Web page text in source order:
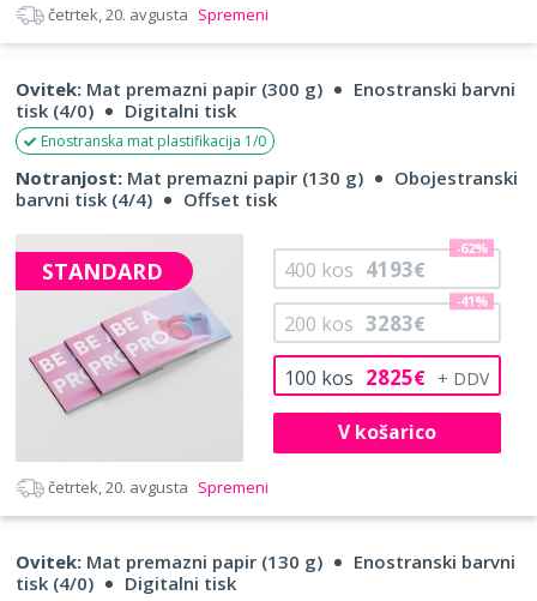
četrtek, 20. avgusta Spremeni
Ovitek: Mat premazni papir (300 g)
Enostranski barvni
tisk (4/0)
Digitalni tisk
Enostranska mat plastifikacija 1/0
Notranjost: Mat premazni papir (130 g)
Obojestranski
barvni tisk (4/4)
Offset tisk
STANDARD
100 kos 2825€
200 kos 3283€
-41%
400 kos 4193€
-62%
V košarico
četrtek, 20. avgusta Spremeni
Ovitek: Mat premazni papir (130 g)
Enostranski barvni
tisk (4/0)
Digitalni tisk